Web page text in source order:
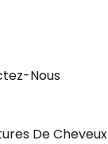
Nous
De Cheveux